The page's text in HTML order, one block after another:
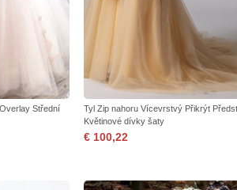
Střední
Tyl Zip nahoru Vícevrstvý Přikrýt
Květinové dívky šaty
€ 100,22